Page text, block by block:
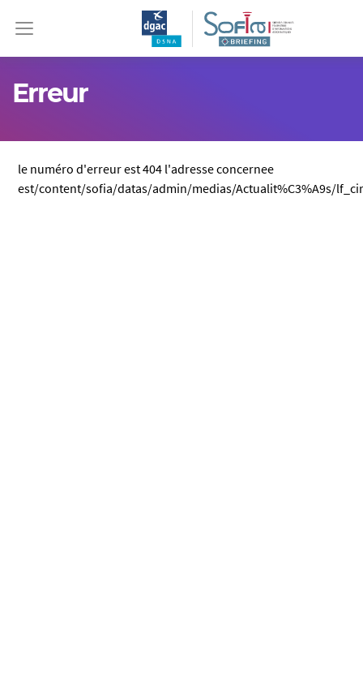
Erreur
le numéro d'erreur est 404 l'adresse concernee
est/content/sofia/datas/admin/medias/Actualit%C3%A9s/